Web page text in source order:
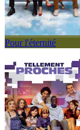
Pour l'éternité